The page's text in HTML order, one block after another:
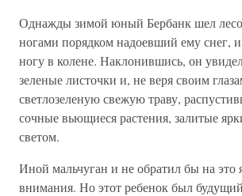
Однажды зимой юный Бербанк шел
ногами порядком надоевший ему снег,
ногу в колене. Наклонившись, он
зеленые листочки и, не веря своим
светлозеленую свежую траву,
сочные вьющиеся растения, залитые
светом.
Иной мальчуган и не обратил бы на это
внимания. Но этот ребенок был